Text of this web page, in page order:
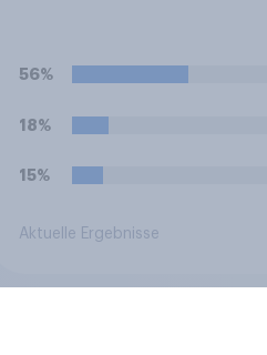
von sechs Wochen für
lang, zu kurz oder genau
56%
18%
15%
Aktuelle Ergebnisse